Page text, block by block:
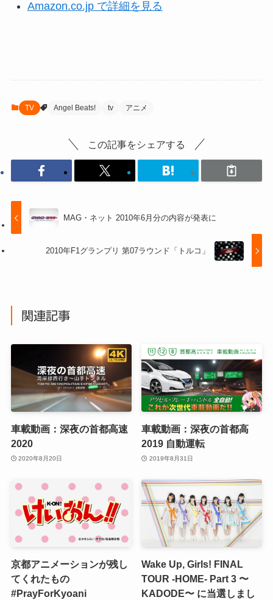
Amazon.co.jp で詳細を見る
TV Angel Beats! tv アニメ
この記事をシェアする
MAG・ネット 2010年6月分の内容が発表に
2010年F1グランプリ 第07ラウンド「トルコ」
関連記事
車載動画：深夜の首都高速
2020
2020年8月20日
車載動画：深夜の首都高
2019 自動運転
2019年8月31日
京都アニメーションが残し
てくれたもの
#PrayForKyoani
Wake Up, Girls! FINAL
TOUR -HOME- Part 3 〜
KADODE〜 に当選しまし